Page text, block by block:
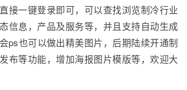
接一键登录即可，可以查找浏览制冷行业
信息，产品及服务等，并且支持自动生成
ps也可以做出精美图片，后期陆续开通制
布等功能，增加海报图片模版等，欢迎大